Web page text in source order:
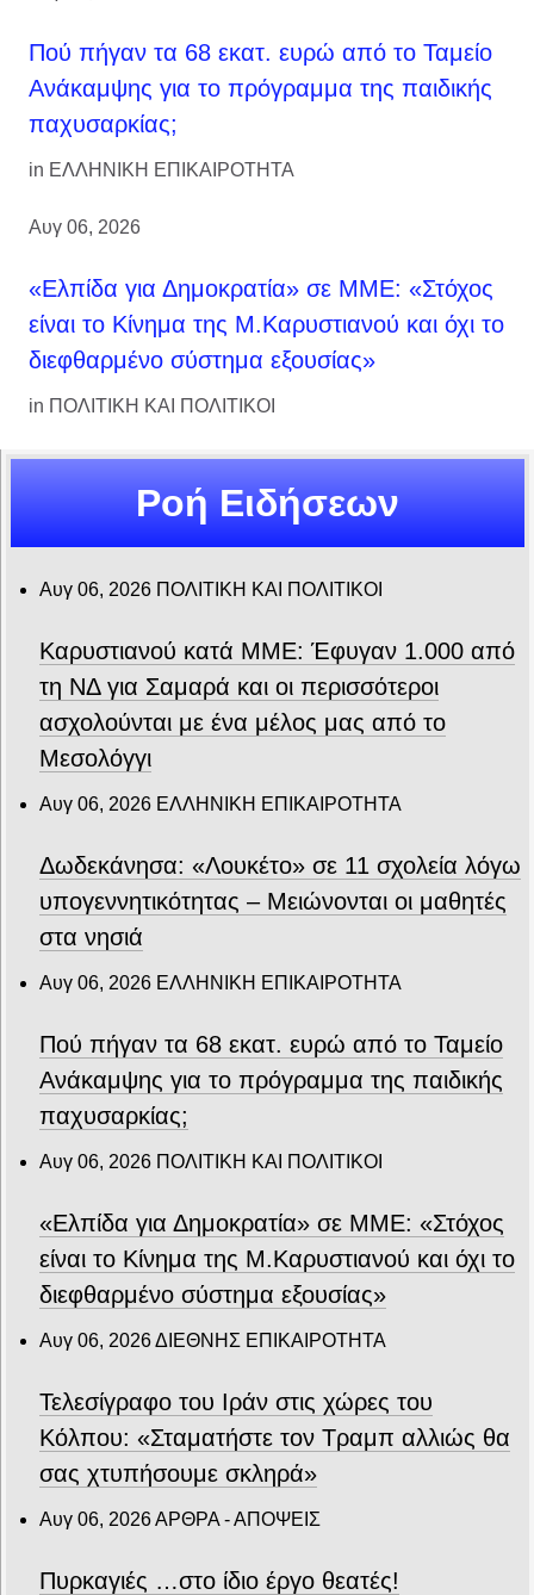
Πού πήγαν τα 68 εκατ. ευρώ από το Ταμείο
Ανάκαμψης για το πρόγραμμα της παιδικής
παχυσαρκίας;
in ΕΛΛΗΝΙΚΗ ΕΠΙΚΑΙΡΟΤΗΤΑ
Αυγ 06, 2026
«Ελπίδα για Δημοκρατία» σε ΜΜΕ: «Στόχος
είναι το Κίνημα της Μ.Καρυστιανού και όχι το
διεφθαρμένο σύστημα εξουσίας»
in ΠΟΛΙΤΙΚΗ ΚΑΙ ΠΟΛΙΤΙΚΟΙ
Ροή Ειδήσεων
Αυγ 06, 2026 ΠΟΛΙΤΙΚΗ ΚΑΙ ΠΟΛΙΤΙΚΟΙ
Καρυστιανού κατά ΜΜΕ: Έφυγαν 1.000 από
τη ΝΔ για Σαμαρά και οι περισσότεροι
ασχολούνται με ένα μέλος μας από το
Μεσολόγγι
Αυγ 06, 2026 ΕΛΛΗΝΙΚΗ ΕΠΙΚΑΙΡΟΤΗΤΑ
Δωδεκάνησα: «Λουκέτο» σε 11 σχολεία λόγω
υπογεννητικότητας – Μειώνονται οι μαθητές
στα νησιά
Αυγ 06, 2026 ΕΛΛΗΝΙΚΗ ΕΠΙΚΑΙΡΟΤΗΤΑ
Πού πήγαν τα 68 εκατ. ευρώ από το Ταμείο
Ανάκαμψης για το πρόγραμμα της παιδικής
παχυσαρκίας;
Αυγ 06, 2026 ΠΟΛΙΤΙΚΗ ΚΑΙ ΠΟΛΙΤΙΚΟΙ
«Ελπίδα για Δημοκρατία» σε ΜΜΕ: «Στόχος
είναι το Κίνημα της Μ.Καρυστιανού και όχι το
διεφθαρμένο σύστημα εξουσίας»
Αυγ 06, 2026ΔΙΕΘΝΗΣ ΕΠΙΚΑΙΡΟΤΗΤΑ
Τελεσίγραφο του Ιράν στις χώρες του
Κόλπου: «Σταματήστε τον Τραμπ αλλιώς θα
σας χτυπήσουμε σκληρά»
Αυγ 06, 2026ΑΡΘΡΑ - ΑΠΟΨΕΙΣ
Πυρκαγιές …στο ίδιο έργο θεατές!